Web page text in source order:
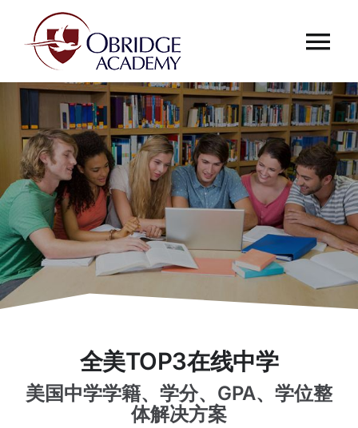
首页
欧桥介绍
欧桥动态
课程中心
全美TOP3在线中学
美国中学学籍、学分、GPA、学位整
体解决方案